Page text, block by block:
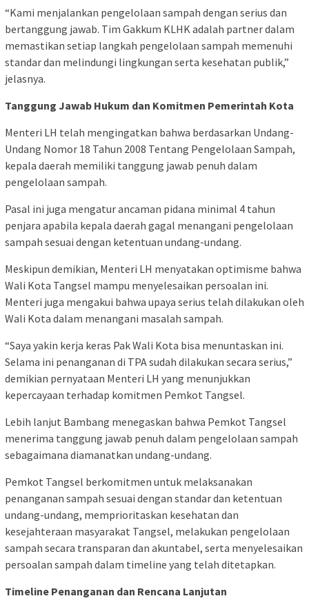
“Kami menjalankan pengelolaan sampah dengan serius dan
bertanggung jawab. Tim Gakkum KLHK adalah partner dalam
memastikan setiap langkah pengelolaan sampah memenuhi
standar dan melindungi lingkungan serta kesehatan publik,”
jelasnya.
Tanggung Jawab Hukum dan Komitmen Pemerintah Kota
Menteri LH telah mengingatkan bahwa berdasarkan Undang-
Undang Nomor 18 Tahun 2008 Tentang Pengelolaan Sampah,
kepala daerah memiliki tanggung jawab penuh dalam
pengelolaan sampah.
Pasal ini juga mengatur ancaman pidana minimal 4 tahun
penjara apabila kepala daerah gagal menangani pengelolaan
sampah sesuai dengan ketentuan undang-undang.
Meskipun demikian, Menteri LH menyatakan optimisme bahwa
Wali Kota Tangsel mampu menyelesaikan persoalan ini.
Menteri juga mengakui bahwa upaya serius telah dilakukan oleh
Wali Kota dalam menangani masalah sampah.
“Saya yakin kerja keras Pak Wali Kota bisa menuntaskan ini.
Selama ini penanganan di TPA sudah dilakukan secara serius,”
demikian pernyataan Menteri LH yang menunjukkan
kepercayaan terhadap komitmen Pemkot Tangsel.
Lebih lanjut Bambang menegaskan bahwa Pemkot Tangsel
menerima tanggung jawab penuh dalam pengelolaan sampah
sebagaimana diamanatkan undang-undang.
Pemkot Tangsel berkomitmen untuk melaksanakan
penanganan sampah sesuai dengan standar dan ketentuan
undang-undang, memprioritaskan kesehatan dan
kesejahteraan masyarakat Tangsel, melakukan pengelolaan
sampah secara transparan dan akuntabel, serta menyelesaikan
persoalan sampah dalam timeline yang telah ditetapkan.
Timeline Penanganan dan Rencana Lanjutan